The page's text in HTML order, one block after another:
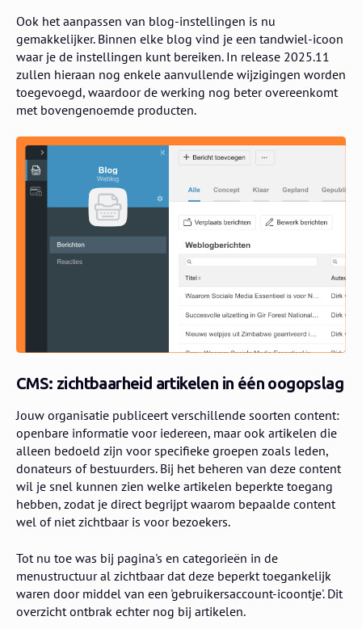
Ook het aanpassen van blog-instellingen is nu
gemakkelijker. Binnen elke blog vind je een tandwiel-icoon
waar je de instellingen kunt bereiken. In release 2025.11
zullen hieraan nog enkele aanvullende wijzigingen worden
toegevoegd, waardoor de werking nog beter overeenkomt
met bovengenoemde producten.
CMS: zichtbaarheid artikelen in één oogopslag
Jouw organisatie publiceert verschillende soorten content:
openbare informatie voor iedereen, maar ook artikelen die
alleen bedoeld zijn voor specifieke groepen zoals leden,
donateurs of bestuurders. Bij het beheren van deze content
wil je snel kunnen zien welke artikelen beperkte toegang
hebben, zodat je direct begrijpt waarom bepaalde content
wel of niet zichtbaar is voor bezoekers.
Tot nu toe was bij pagina's en categorieën in de
menustructuur al zichtbaar dat deze beperkt toegankelijk
waren door middel van een 'gebruikersaccount-icoontje'. Dit
overzicht ontbrak echter nog bij artikelen.